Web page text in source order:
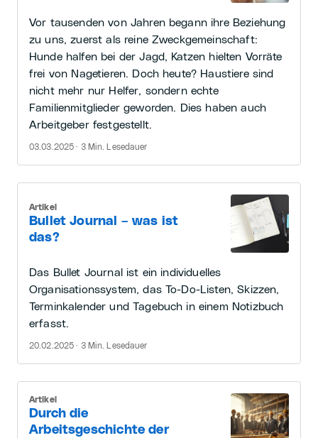
Vor tausenden von Jahren begann ihre Beziehung
zu uns, zuerst als reine Zweckgemeinschaft:
Hunde halfen bei der Jagd, Katzen hielten Vorräte
frei von Nagetieren. Doch heute? Haustiere sind
nicht mehr nur Helfer, sondern echte
Familienmitglieder geworden. Dies haben auch
Arbeitgeber festgestellt.
03.03.2025 · 3 Min. Lesedauer
Bullet Journal – was ist
das?
Artikel
Das Bullet Journal ist ein individuelles
Organisationssystem, das To-Do-Listen, Skizzen,
Terminkalender und Tagebuch in einem Notizbuch
erfasst.
20.02.2025 · 3 Min. Lesedauer
Durch die
Arbeitsgeschichte der
Artikel